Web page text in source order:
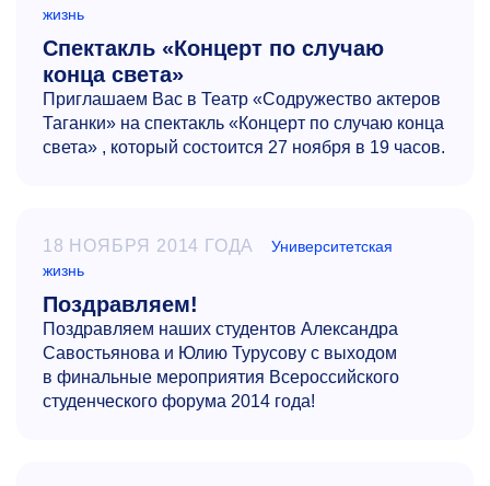
жизнь
Спектакль «Концерт по случаю
конца света»
Приглашаем Вас в Театр «Содружество актеров
Таганки» на спектакль «Концерт по случаю конца
света» , который состоится 27 ноября в 19 часов.
18 НОЯБРЯ 2014 ГОДА
Университетская
жизнь
Поздравляем!
Поздравляем наших студентов Александра
Савостьянова и Юлию Турусову с выходом
в финальные мероприятия Всероссийского
студенческого форума 2014 года!